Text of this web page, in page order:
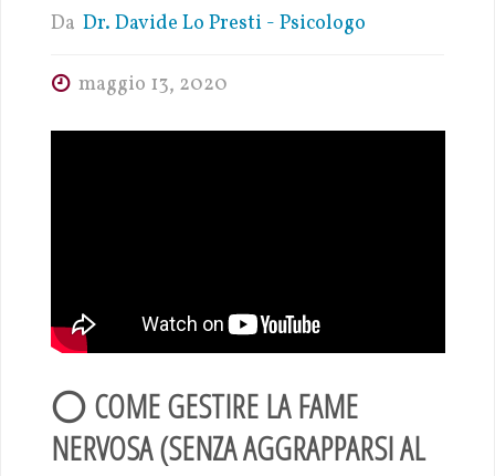
Da Dr. Davide Lo Presti - Psicologo
maggio 13, 2020
⭕ COME GESTIRE LA FAME
NERVOSA (SENZA AGGRAPPARSI AL